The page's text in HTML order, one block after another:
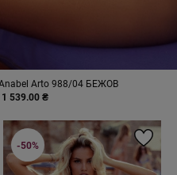
Arto 988/04 БЕЖОВ
1 539.00 ₴
-50%